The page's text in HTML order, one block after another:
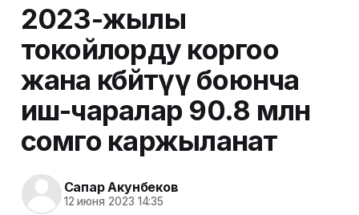
2023-жылы
токойлорду коргоо
жана көбөйтүү боюнча
иш-чаралар 90.8 млн
сомго каржыланат
Сапар Акунбеков
12 июня 2023 14:35